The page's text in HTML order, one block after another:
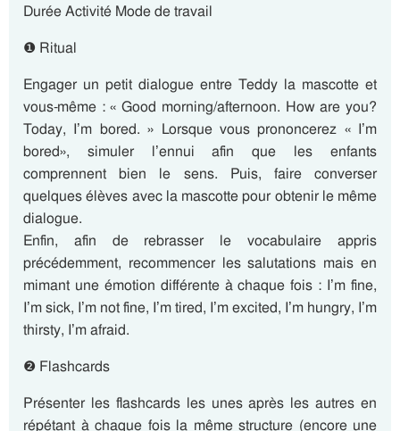
Durée Activité Mode de travail
❶ Ritual
Engager un petit dialogue entre Teddy la mascotte et
vous-même : « Good morning/afternoon. How are you?
Today, I’m bored. » Lorsque vous prononcerez « I’m
bored», simuler l’ennui afin que les enfants
comprennent bien le sens. Puis, faire converser
quelques élèves avec la mascotte pour obtenir le même
dialogue.
Enfin, afin de rebrasser le vocabulaire appris
précédemment, recommencer les salutations mais en
mimant une émotion différente à chaque fois : I’m fine,
I’m sick, I’m not fine, I’m tired, I’m excited, I’m hungry, I’m
thirsty, I’m afraid.
❷ Flashcards
Présenter les flashcards les unes après les autres en
répétant à chaque fois la même structure (encore une